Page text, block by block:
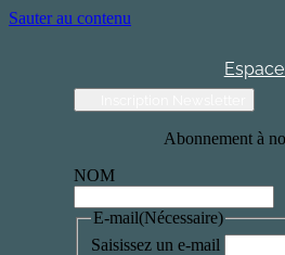
Sauter au contenu
Abonnement à
NOM
E-mail(Nécessaire)
Saisissez un e-mail